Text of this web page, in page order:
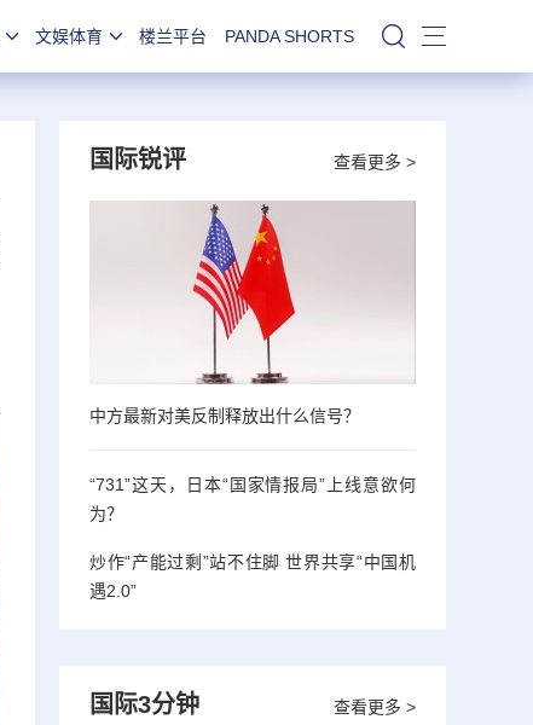
文娱体育 楼兰平台 PANDA SHORTS 站内搜索
查看更多 >
国际锐评
中方最新对美反制释放出什么信号？
“731”这天，日本“国家情报局”上线意欲何
为？
炒作“产能过剩”站不住脚 世界共享“中国机
遇2.0”
查看更多 >
国际3分钟